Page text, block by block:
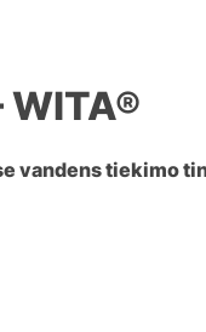
vandens tiekimo